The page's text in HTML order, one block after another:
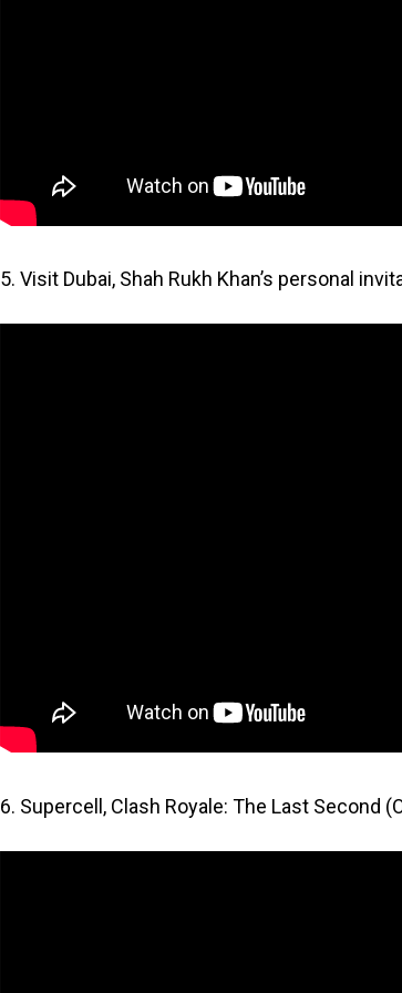
5. Visit Dubai, Shah Rukh Khan’s personal
6. Supercell, Clash Royale: The Last Second